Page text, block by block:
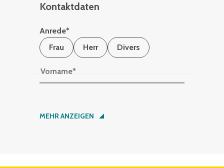
Kontaktdaten
Anrede*
Frau
Herr Divers
Vorname*
Nachname*
MEHR ANZEIGEN